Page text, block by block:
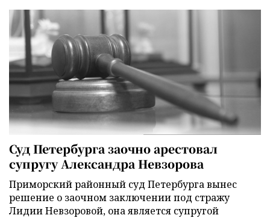
Суд Петербурга заочно арестовал
супругу Александра Невзорова
Приморский районный суд Петербурга вынес
решение о заочном заключении под стражу
Лидии Невзоровой, она является супругой